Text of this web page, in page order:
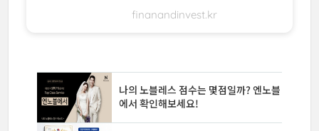
finanandinvest.kr